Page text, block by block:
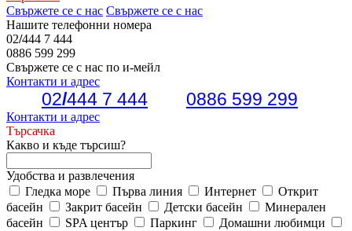
Свържете се с нас Свържете се с нас
Нашите телефонни номера
02/444 7 444
0886 599 299
Свържете се с нас по и-мейл
Контакти и адрес
02/444 7 444 0886 599 299
Контакти и адрес
Търсачка
Какво и къде търсиш?
Удобства и развлечения
Гледка море
Първа линия Интернет
Открит
басейн
Закрит басейн Детски басейн
Минерален
басейн
SPA център Паркинг
Домашни любимци